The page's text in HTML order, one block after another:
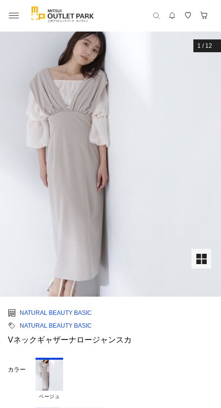
1 / 12
NATURAL BEAUTY BASIC
NATURAL BEAUTY BASIC
Vネックギャザーナロージャンスカ
カラー
ベージュ